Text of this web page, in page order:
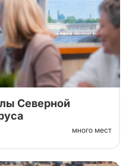
Северной
много мест